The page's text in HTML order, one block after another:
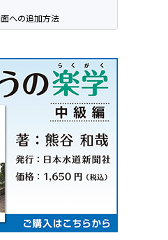
への追加方法